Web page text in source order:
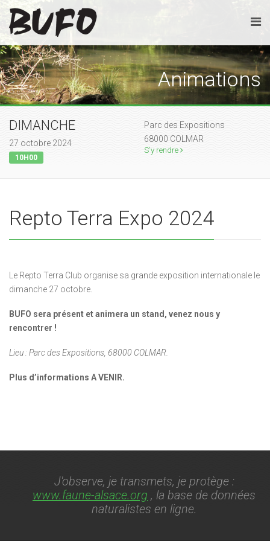
Animations
DIMANCHE
27 octobre 2024
10H00
Parc des Expositions
68000 COLMAR
S'y rendre
Repto Terra Expo 2024
Le Repto Terra Club organise sa grande exposition internationale le
dimanche 27 octobre.
BUFO sera présent et animera un stand, venez nous y
rencontrer !
Lieu : Parc des Expositions, 68000 COLMAR.
Plus d’informations A VENIR.
J'observe, je transmets, je protège :
www.faune-alsace.org , la base de données
naturalistes en ligne.